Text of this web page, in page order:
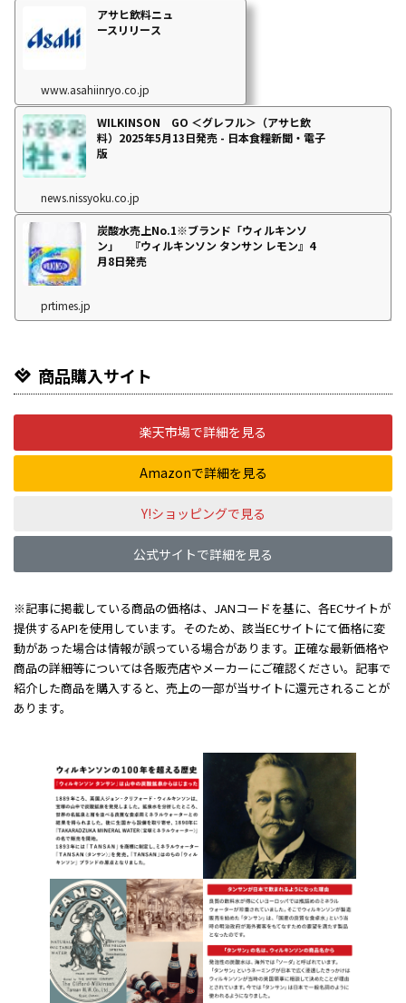
アサヒ飲料ニュ
ースリリース
www.asahiinryo.co.jp
WILKINSON GO ＜グレフル＞（アサヒ飲
料）2025年5月13日発売 - 日本食糧新聞・電子
版
news.nissyoku.co.jp
炭酸水売上No.1※ブランド「ウィルキンソ
ン」 『ウィルキンソン タンサン レモン』4
月8日発売
prtimes.jp
商品購入サイト
楽天市場で詳細を見る
Amazonで詳細を見る
Y!ショッピングで見る
公式サイトで詳細を見る
※記事に掲載している商品の価格は、JANコードを基に、各ECサイトが
提供するAPIを使用しています。そのため、該当ECサイトにて価格に変
動があった場合は情報が誤っている場合があります。正確な最新価格や
商品の詳細等については各販売店やメーカーにご確認ください。記事で
紹介した商品を購入すると、売上の一部が当サイトに還元されることが
あります。